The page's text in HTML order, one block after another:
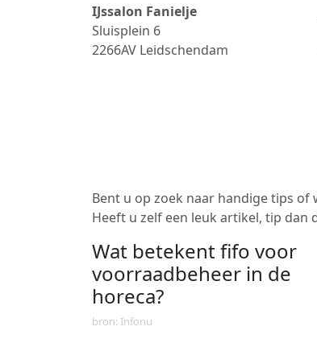
IJssalon Fanielje
Sluisplein 6
2266AV Leidschendam
Bent u op zoek naar handige tips
Heeft u zelf een leuk artikel, tip dan
Wat betekent fifo voor
voorraadbeheer in de
horeca?
bron: Infonu